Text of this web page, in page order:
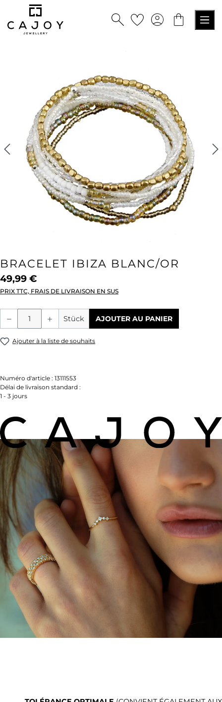
principal
BRACELET IBIZA BLANC/OR
49,99 €
PRIX TTC, FRAIS DE LIVRAISON EN SUS
Quantité de produit : Entrez la
Stück AJOUTER AU PANIER
Ajouter à la liste de souhaits
Numéro d'article : 13111553
Délai de livraison standard :
1 - 3 jours